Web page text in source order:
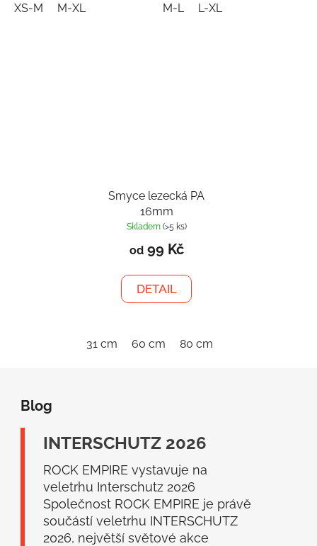
XS-M M-XL M-L L-XL
Smyce lezecká PA
16mm
Skladem (>5 ks)
od99 Kč
DETAIL
31 cm 60 cm 80 cm
Blog
INTERSCHUTZ 2026
ROCK EMPIRE vystavuje na
veletrhu Interschutz 2026
Společnost ROCK EMPIRE je právě
součástí veletrhu INTERSCHUTZ
2026, největší světové akce